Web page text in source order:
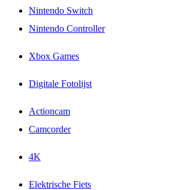
Nintendo Switch
Nintendo Controller
Xbox Games
Digitale Fotolijst
Actioncam
Camcorder
4K
Elektrische Fiets